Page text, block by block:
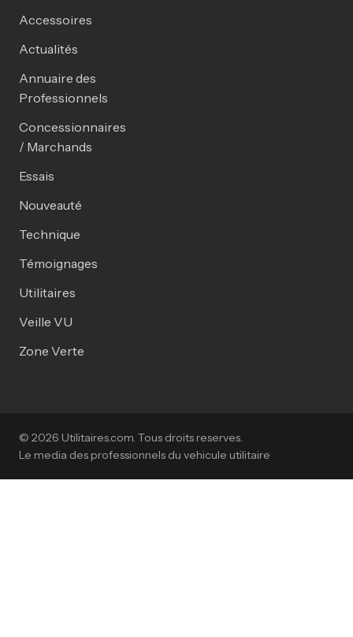
Accessoires
Actualités
Annuaire des
Professionnels
Concessionnaires
/ Marchands
Essais
Nouveauté
Technique
Témoignages
Utilitaires
Veille VU
Zone Verte
© 2026 Utilitaires.com. Tous droits reserves.
Le media des professionnels du vehicule utilitaire